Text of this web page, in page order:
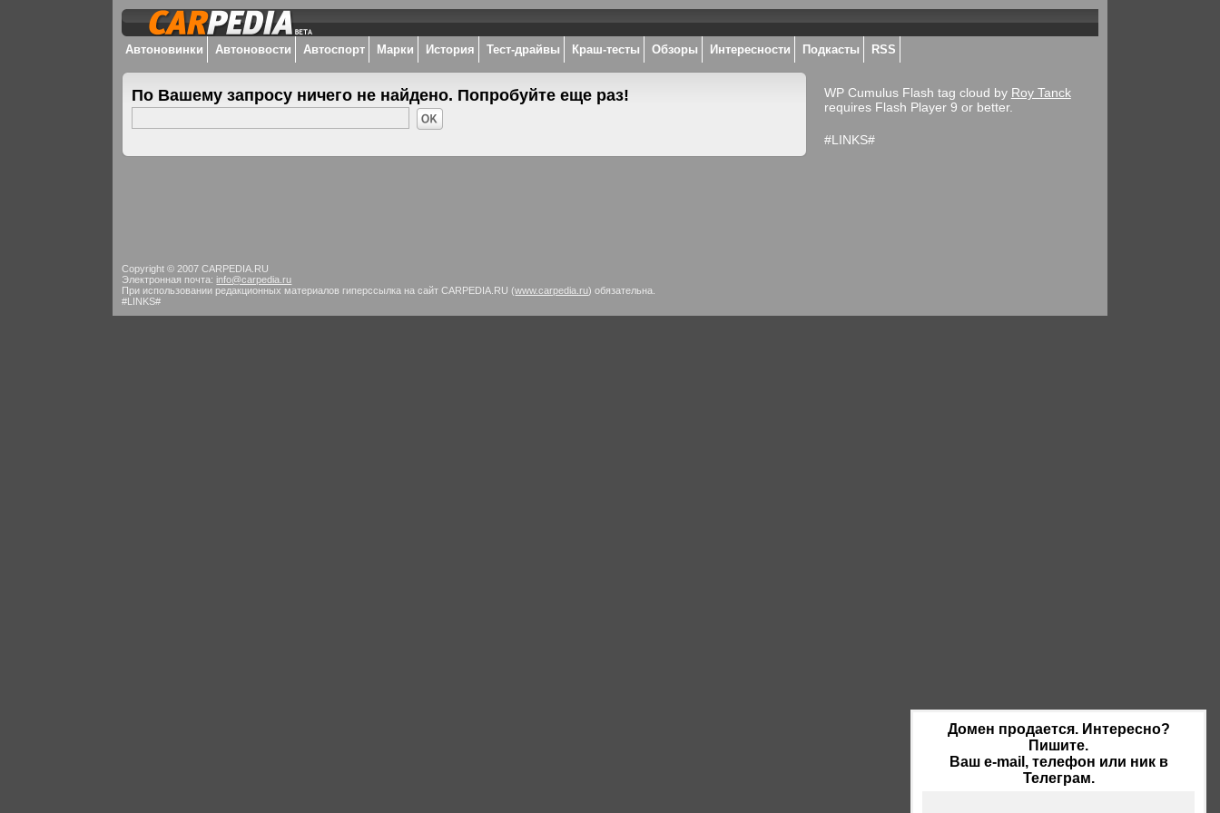
Автоновинки Автоновости Автоспорт Марки История Тест-драйвы Краш-тесты Обзоры Интересности Подкасты RSS
По Вашему запросу ничего не найдено. Попробуйте еще раз! WP Cumulus Flash tag cloud by Roy Tanck
requires Flash Player 9 or better.
#LINKS#
Copyright © 2007 CARPEDIA.RU
Электронная почта: info@carpedia.ru
При использовании редакционных материалов гиперссылка на сайт CARPEDIA.RU (www.carpedia.ru) обязательна.
#LINKS#
Домен продается. Интересно?
Пишите.
Ваш e-mail, телефон или ник в
Телеграм.